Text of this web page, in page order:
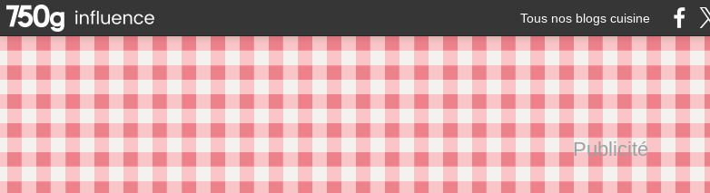
Tous nos blogs cuisine
Publicité